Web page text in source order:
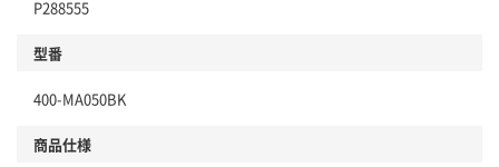
P288555
型番
400-MA050BK
商品仕様